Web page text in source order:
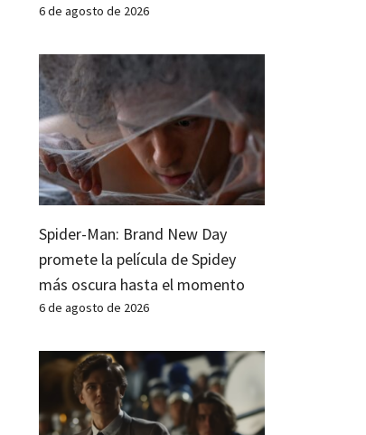
6 de agosto de 2026
Spider-Man: Brand New Day
promete la película de Spidey
más oscura hasta el momento
6 de agosto de 2026